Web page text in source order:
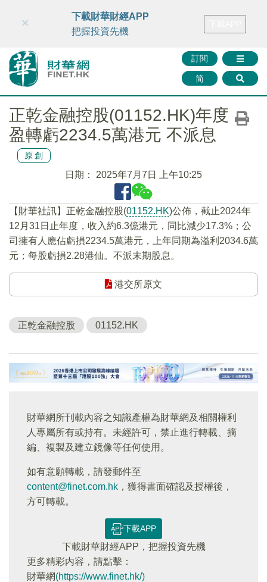
財華智庫網 FINTV FINMETA 財華證券 媒體矩陣
訂閱
简
×
下載財華財經APP
把握投資先機
正乾金融控股(01152.HK)年度
盈轉虧2234.5萬港元 不派息
原創
日期： 2025年7月7日 上午10:25
【財華社訊】正乾金融控股(01152.HK)公佈，截止2024年
12月31日止年度，收入約6.3億港元，同比減少17.3%；公
司擁有人應佔虧損2234.5萬港元，上年同期為溢利2034.6萬
元；每股虧損2.28港仙。不派末期股息。
港交所原文
正乾金融控股 01152.HK
財華網所刊載內容之知識產權為財華網及相關權利
人專屬所有或持有。未經許可，禁止進行轉載、摘
編、複製及建立鏡像等任何使用。
如有意願轉載，請發郵件至
content@finet.com.hk ，獲得書面確認及授權後，
方可轉載。
下載APP
下載財華財經APP，把握投資先機
更多精彩内容，請點擊：
財華網(https://www.finet.hk/)